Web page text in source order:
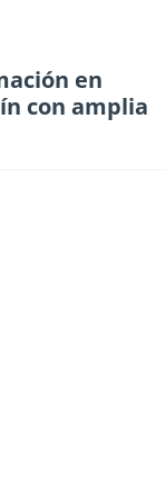
en
con amplia